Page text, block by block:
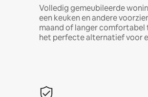
Volledig gemeubileerde
een keuken en andere
maand of langer comfortabel
het perfecte alternatief voor